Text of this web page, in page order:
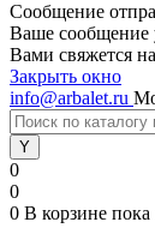
Сообщение
Ваше сообщение
Вами свяжется
Закрыть окно
info@arbalet.ru
0
0
0 В корзине пока